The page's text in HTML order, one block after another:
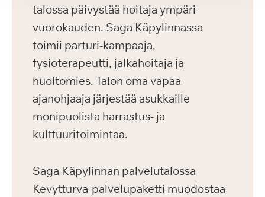
talossa päivystää hoitaja ympäri
vuorokauden. Saga Käpylinnassa
toimii parturi-kampaaja,
fysioterapeutti, jalkahoitaja ja
huoltomies. Talon oma vapaa-
ajanohjaaja järjestää asukkaille
monipuolista harrastus- ja
kulttuuritoimintaa.
Saga Käpylinnan palvelutalossa
Kevytturva-palvelupaketti muodostaa